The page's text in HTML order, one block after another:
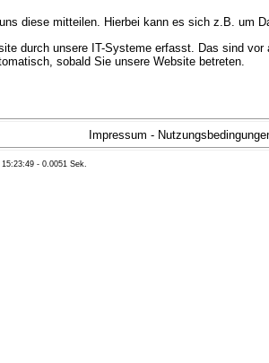
diese mitteilen. Hierbei kann es sich z.B. um
durch unsere IT-Systeme erfasst. Das sind
sobald Sie unsere Website betreten.
der Website zu gew�hrleisten. Andere
Herkunft, Empf�nger und Zweck Ihrer
Impressum -
- 0.0051 Sek.